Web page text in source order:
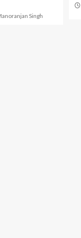
Singh